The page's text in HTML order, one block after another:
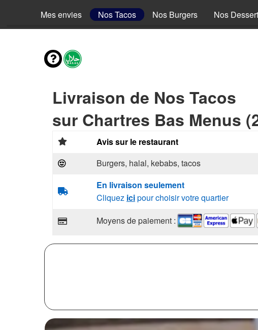
Mes envies Nos Tacos Nos Burgers Nos
Livraison de Nos Tacos
sur Chartres Bas Menus
Avis sur le restaurant
Burgers, halal, kebabs, tacos
En livraison seulement
Cliquez icipour choisir votre quartier
Moyens de paiement :